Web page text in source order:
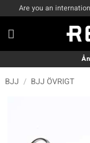
to
content
Are you an
BJJ / BJJ ÖVRIGT